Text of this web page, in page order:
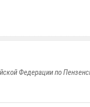
Федерации по